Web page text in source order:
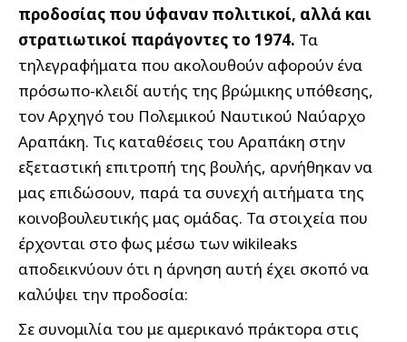
προδοσίας που ύφαναν πολιτικοί, αλλά και
στρατιωτικοί παράγοντες το 1974. Τα
τηλεγραφήματα που ακολουθούν αφορούν ένα
πρόσωπο-κλειδί αυτής της βρώμικης υπόθεσης,
τον Αρχηγό του Πολεμικού Ναυτικού Ναύαρχο
Αραπάκη. Τις καταθέσεις του Αραπάκη στην
εξεταστική επιτροπή της βουλής, αρνήθηκαν να
μας επιδώσουν, παρά τα συνεχή αιτήματα της
κοινοβουλευτικής μας ομάδας. Τα στοιχεία που
έρχονται στο φως μέσω των wikileaks
αποδεικνύουν ότι η άρνηση αυτή έχει σκοπό να
καλύψει την προδοσία:
Σε συνομιλία του με αμερικανό πράκτορα στις